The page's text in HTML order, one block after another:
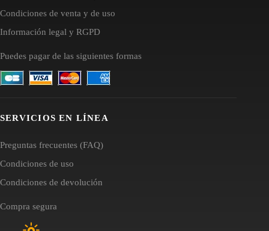
Condiciones de venta y de uso
Información legal y RGPD
Puedes pagar de las siguientes formas
SERVICIOS EN LÍNEA
Preguntas frecuentes (FAQ)
Condiciones de uso
Condiciones de devolución
Compra segura